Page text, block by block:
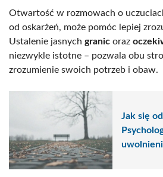
Otwartość w rozmowach o
od oskarżeń, może pomóc lepiej
Ustalenie jasnych granic oraz
niezwykle istotne – pozwala obu
zrozumienie swoich potrzeb i obaw.
Jak się